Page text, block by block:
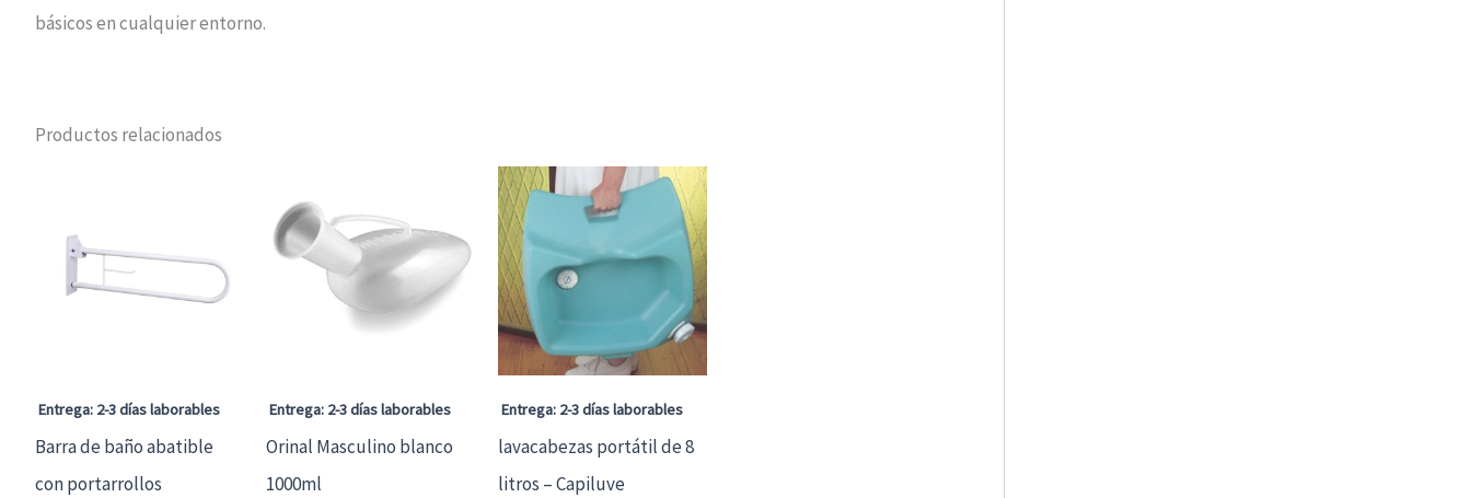
básicos en cualquier entorno.
Productos relacionados
Entrega: 2-3 días laborables
Barra de baño abatible
con portarrollos
Entrega: 2-3 días laborables
Orinal Masculino blanco
1000ml
Entrega: 2-3 días laborables
lavacabezas portátil de 8
litros – Capiluve